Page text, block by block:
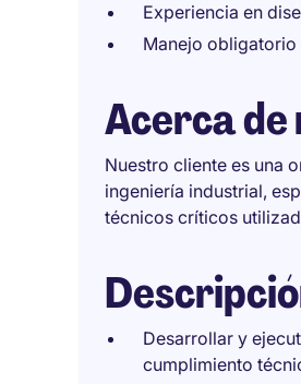
Experiencia en
Manejo obligatorio
Acerca
Nuestro cliente es una
ingeniería industrial,
técnicos críticos
Desarrollar y
cumplimiento